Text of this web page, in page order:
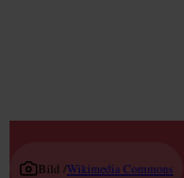
Bild /Wikimedia Commons